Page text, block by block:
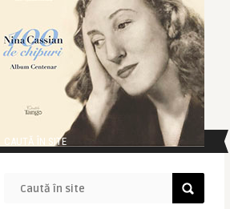
CAUTĂ ÎN SITE